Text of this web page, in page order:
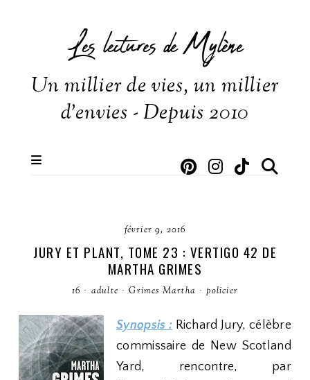
Les lectures de Mylène
Un millier de vies, un millier
d'envies - Depuis 2010
février 9, 2016
JURY ET PLANT, TOME 23 : VERTIGO 42 DE
MARTHA GRIMES
16 · adulte · Grimes Martha · policier
Synopsis : Richard Jury, célèbre
commissaire de New Scotland
Yard, rencontre, par